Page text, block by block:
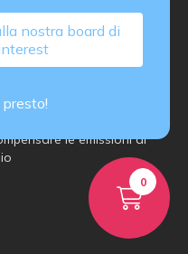
nostra board di
all’ambiente:
le emissioni di
0